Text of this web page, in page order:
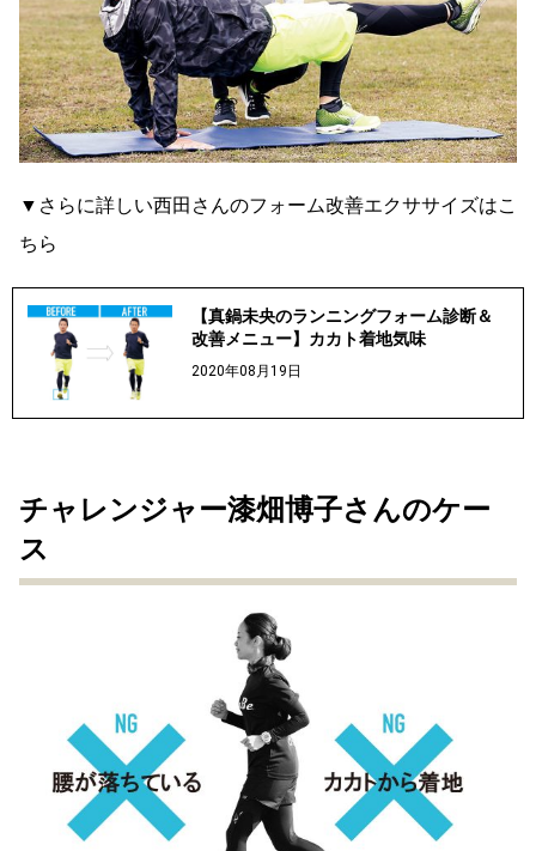
▼さらに詳しい西田さんのフォーム改善エクササイズはこ
ちら
【真鍋未央のランニングフォーム診断＆
改善メニュー】カカト着地気味
2020年08月19日
チャレンジャー漆畑博子さんのケー
ス